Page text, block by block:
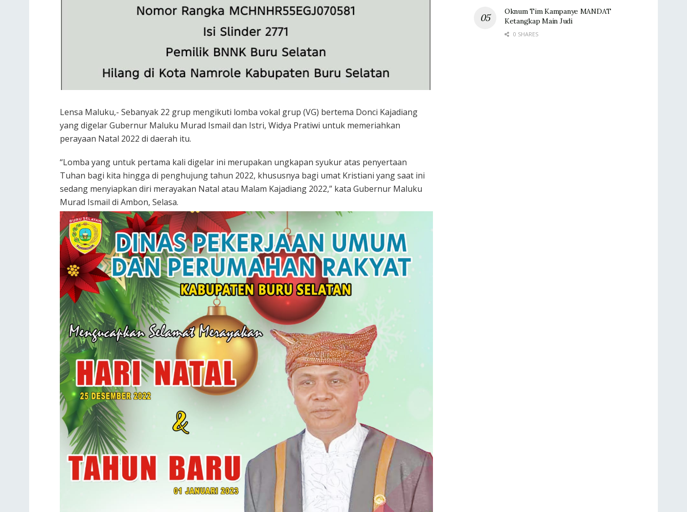
Lensa Maluku,- Sebanyak 22 grup mengikuti lomba vokal grup (VG) bertema Donci Kajadiang
yang digelar Gubernur Maluku Murad Ismail dan Istri, Widya Pratiwi untuk memeriahkan
perayaan Natal 2022 di daerah itu.
“Lomba yang untuk pertama kali digelar ini merupakan ungkapan syukur atas penyertaan
Tuhan bagi kita hingga di penghujung tahun 2022, khususnya bagi umat Kristiani yang saat ini
sedang menyiapkan diri merayakan Natal atau Malam Kajadiang 2022,” kata Gubernur Maluku
Murad Ismail di Ambon, Selasa.
Oknum Tim Kampanye MANDAT
Ketangkap Main Judi
0 SHARES